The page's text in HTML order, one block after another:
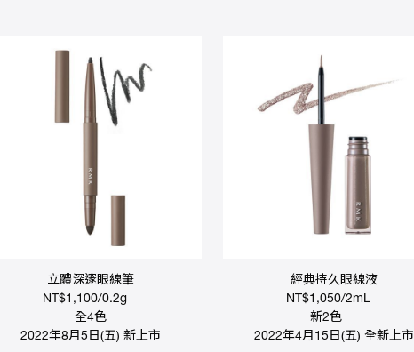
立體深邃眼線筆
NT$1,100/0.2g
全4色
2022年8月5日(五) 新上市
經典持久眼線液
NT$1,050/2mL
新2色
2022年4月15日(五) 全新上市